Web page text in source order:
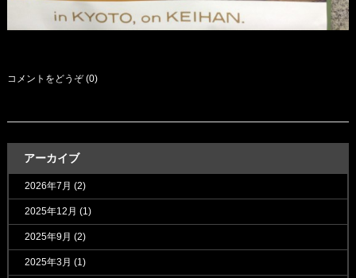
コメントをどうぞ (0)
アーカイブ
2026年7月 (2)
2025年12月 (1)
2025年9月 (2)
2025年3月 (1)